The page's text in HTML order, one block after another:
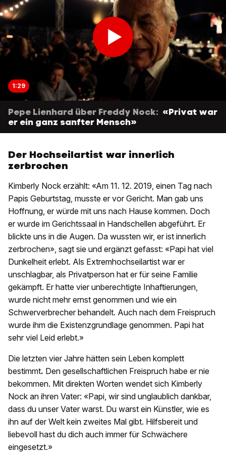
1:29
Pepe Lienhard über Freddy Nock: «Privat war
er ein ganz sanfter Mensch»
Der Hochseilartist war innerlich
zerbrochen
Kimberly Nock erzählt: «Am 11. 12. 2019, einen Tag nach
Papis Geburtstag, musste er vor Gericht. Man gab uns
Hoffnung, er würde mit uns nach Hause kommen. Doch
er wurde im Gerichtssaal in Handschellen abgeführt. Er
blickte uns in die Augen. Da wussten wir, er ist innerlich
zerbrochen», sagt sie und ergänzt gefasst: «Papi hat viel
Dunkelheit erlebt. Als Extremhochseilartist war er
unschlagbar, als Privatperson hat er für seine Familie
gekämpft. Er hatte vier unberechtigte Inhaftierungen,
wurde nicht mehr ernst genommen und wie ein
Schwerverbrecher behandelt. Auch nach dem Freispruch
wurde ihm die Existenzgrundlage genommen. Papi hat
sehr viel Leid erlebt.»
Die letzten vier Jahre hätten sein Leben komplett
bestimmt. Den gesellschaftlichen Freispruch habe er nie
bekommen. Mit direkten Worten wendet sich Kimberly
Nock an ihren Vater: «Papi, wir sind unglaublich dankbar,
dass du unser Vater warst. Du warst ein Künstler, wie es
ihn auf der Welt kein zweites Mal gibt. Hilfsbereit und
liebevoll hast du dich auch immer für Schwächere
eingesetzt.»